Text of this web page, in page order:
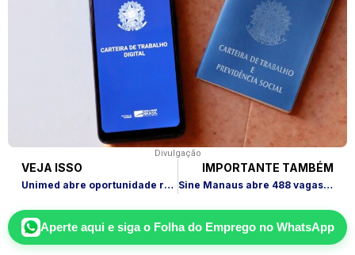
Divulgação
VEJA ISSO
Unimed abre oportunidade remota em contabilidade na Grande Florianópolis
IMPORTANTE TAMBÉM
Sine Manaus abre 488 vagas nesta segunda (15); veja como concorrer
Aperte aqui e siga o Folha do Empregono WhatsApp